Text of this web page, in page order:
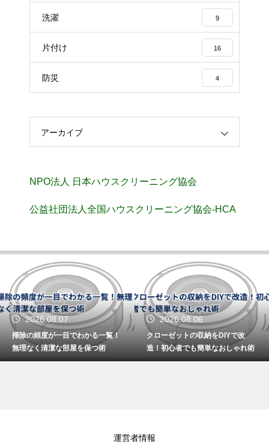
洗濯 9
片付け 16
防災 4
アーカイブ
NPO法人 日本ハウスクリーニング協会
公益社団法人全国ハウスクリーニング協会-HCA
2026.08.07
掃除の頻度が一目でわかる一覧！
無理なく清潔な部屋を保つ術
2026.08.06
クローゼットの収納をDIYで改
造！初心者でも簡単なおしゃれ術
運営者情報